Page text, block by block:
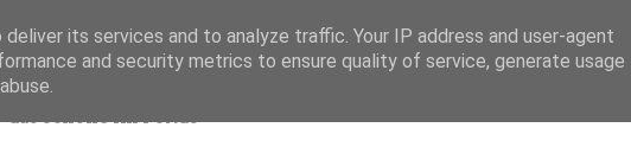
lensed eyes
its services and to analyze traffic. Your IP address and user-agent
and security metrics to ensure quality of service, generate usage